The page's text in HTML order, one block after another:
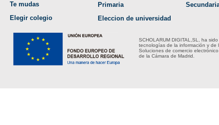
Te mudas
Elegir colegio
Primaria
Eleccion de universidad
SCHOLARUM DIGITAL,SL, ha
tecnologías de la información y de
Soluciones de comercio
de la Cámara de Madrid.